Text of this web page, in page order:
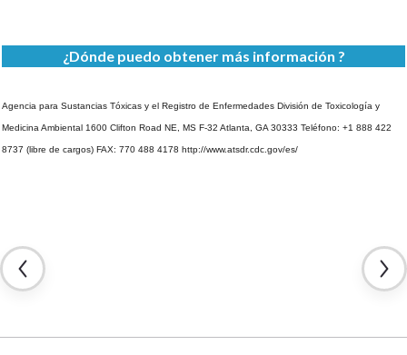
¿Dónde puedo obtener más información ?
Agencia para Sustancias Tóxicas y el Registro de Enfermedades División de Toxicología y
Medicina Ambiental 1600 Clifton Road NE, MS F-32 Atlanta, GA 30333 Teléfono: +1 888 422
8737 (libre de cargos) FAX: 770 488 4178 http://www.atsdr.cdc.gov/es/